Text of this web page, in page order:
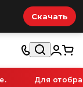
Скачать
Для